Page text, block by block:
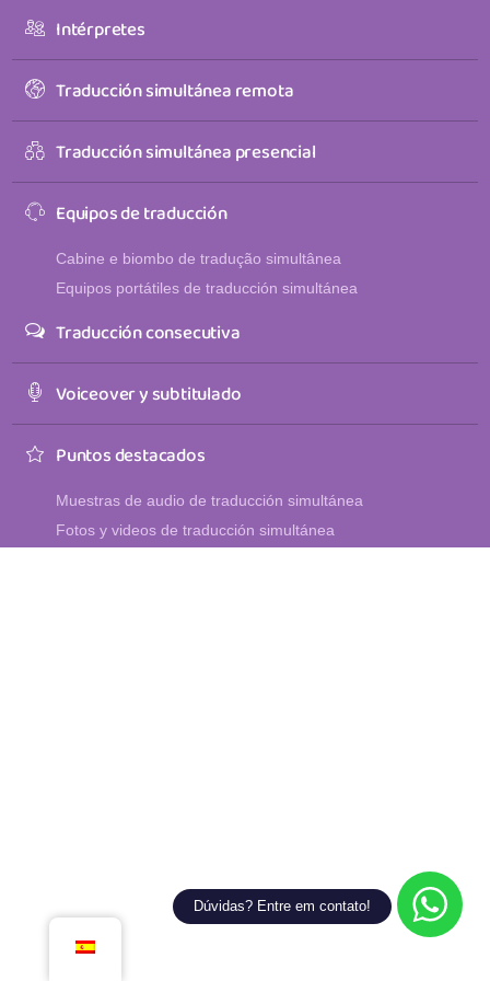
Dúvidas? Entre em contato!
Intérpretes
Traducción simultánea remota
Traducción simultánea presencial
Equipos de traducción
Cabine e biombo de tradução simultânea
Equipos portátiles de traducción simultánea
Traducción consecutiva
Voiceover y subtitulado
Puntos destacados
Muestras de audio de traducción simultánea
Fotos y videos de traducción simultánea